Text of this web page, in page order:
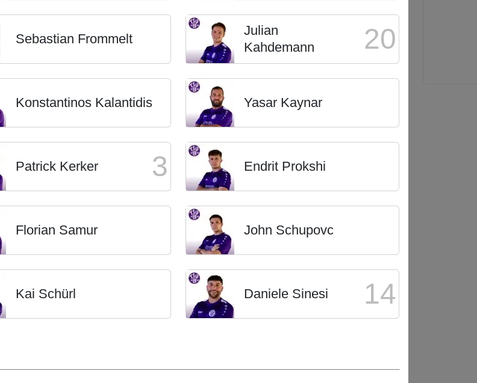
Sebastian Frommelt
Julian
Kahdemann
20
Konstantinos Kalantidis Yasar Kaynar
Patrick Kerker 3 Endrit Prokshi
Florian Samur John Schupovc
Kai Schürl Daniele Sinesi 14